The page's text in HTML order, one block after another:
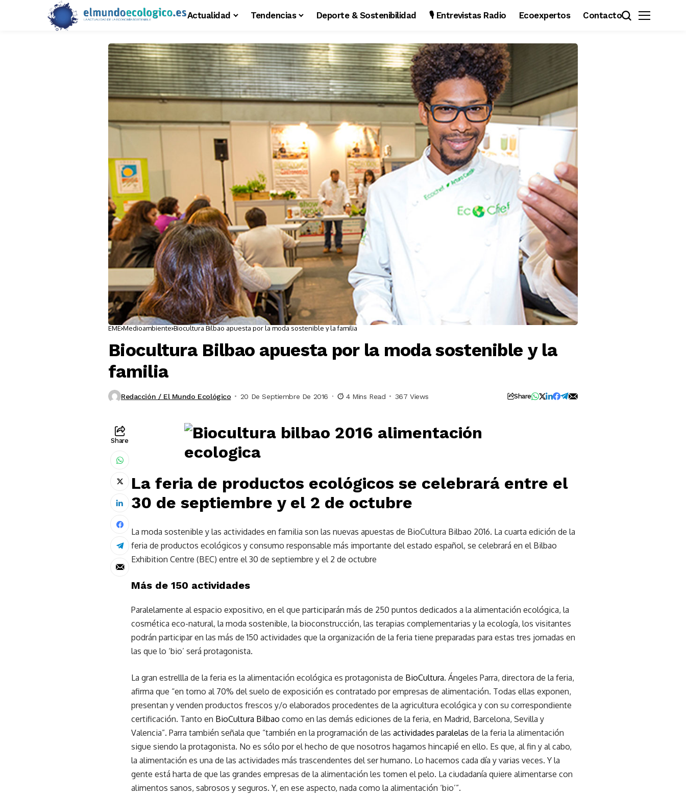
Actualidad Tendencias Deporte & Sostenibilidad 🎙️ Entrevistas Radio Ecoexpertos Contacto
EME Medioambiente Biocultura Bilbao apuesta por la moda sostenible y la familia
Biocultura Bilbao apuesta por la moda sostenible y la
familia
Redacción / El Mundo Ecológico 20 De Septiembre De 2016 4 Mins Read 367 Views Share
Share
La feria de productos ecológicos se celebrará entre el
30 de septiembre y el 2 de octubre
La moda sostenible y las actividades en familia son las nuevas apuestas de BioCultura Bilbao 2016. La cuarta edición de la
feria de productos ecológicos y consumo responsable más importante del estado español, se celebrará en el Bilbao
Exhibition Centre (BEC) entre el 30 de septiembre y el 2 de octubre
Más de 150 actividades
Paralelamente al espacio expositivo, en el que participarán más de 250 puntos dedicados a la alimentación ecológica, la
cosmética eco-natural, la moda sostenible, la bioconstrucción, las terapias complementarias y la ecología, los visitantes
podrán participar en las más de 150 actividades que la organización de la feria tiene preparadas para estas tres jornadas en
las que lo ‘bio’ será protagonista.
La gran estrellla de la feria es la alimentación ecológica es protagonista de BioCultura. Ángeles Parra, directora de la feria,
afirma que “en torno al 70% del suelo de exposición es contratado por empresas de alimentación. Todas ellas exponen,
presentan y venden productos frescos y/o elaborados procedentes de la agricultura ecológica y con su correspondiente
certificación. Tanto en BioCultura Bilbao como en las demás ediciones de la feria, en Madrid, Barcelona, Sevilla y
Valencia”. Parra también señala que “también en la programación de las actividades paralelas de la feria la alimentación
sigue siendo la protagonista. No es sólo por el hecho de que nosotros hagamos hincapié en ello. Es que, al fin y al cabo,
la alimentación es una de las actividades más trascendentes del ser humano. Lo hacemos cada día y varias veces. Y la
gente está harta de que las grandes empresas de la alimentación les tomen el pelo. La ciudadanía quiere alimentarse con
alimentos sanos, sabrosos y seguros. Y, en ese aspecto, nada como la alimentación ‘bio’”.